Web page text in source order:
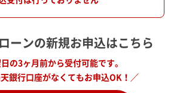
ーンの新規お申込はこちら
の3ヶ月前から受付可能です。
銀行口座がなくてもお申込OK！／